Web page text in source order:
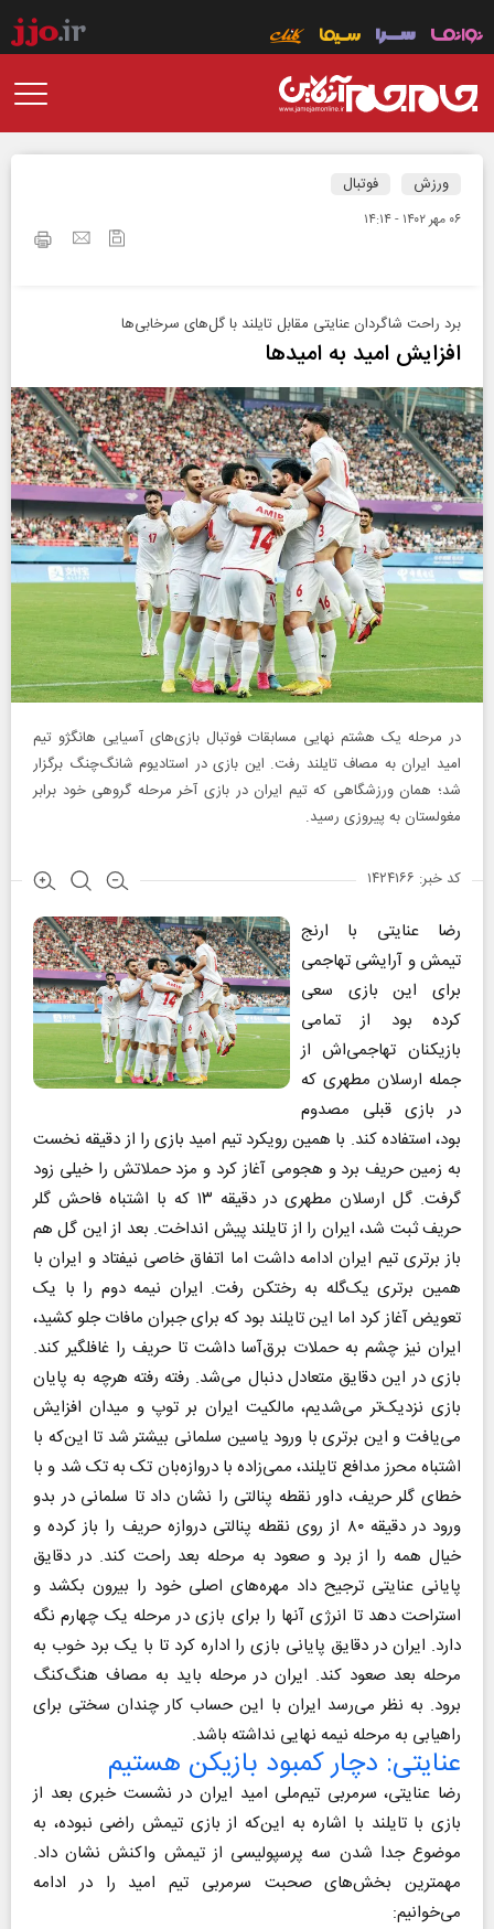
ورزش فوتبال
۰۶ مهر ۱۴۰۲ - ۱۴:۱۴
برد راحت شاگردان عنایتی مقابل تایلند با گل‌های سرخابی‌ها
افزایش امید به امیدها
در مرحله یک هشتم نهایی مسابقات فوتبال بازی‌های آسیایی هانگژو تیم
امید ایران به مصاف تایلند رفت. این بازی در استادیوم شانگ‌چنگ برگزار
شد؛ همان ورزشگاهی که تیم ایران در بازی آخر مرحله گروهی خود برابر
مغولستان به پیروزی رسید.
کد خبر: ۱۴۲۴۱۶۶
رضا عنایتی با ارنج
تیمش و آرایشی تهاجمی
برای این بازی سعی
کرده بود از تمامی
بازیکنان تهاجمی‌اش از
جمله ارسلان مطهری که
در بازی قبلی مصدوم
بود، استفاده کند. با همین رویکرد تیم امید بازی را از دقیقه نخست
به زمین حریف برد و هجومی آغاز کرد و مزد حملاتش را خیلی زود
گرفت. گل ارسلان مطهری در دقیقه ۱۳ که با اشتباه فاحش گلر
حریف ثبت شد، ایران را از تایلند پیش انداخت. بعد از این گل هم
باز برتری تیم ایران ادامه داشت اما اتفاق خاصی نیفتاد و ایران با
همین برتری یک‌گله به رختکن رفت. ایران نیمه دوم را با یک
تعویض آغاز کرد اما این تایلند بود که برای جبران مافات جلو کشید،
ایران نیز چشم به حملات برق‌آسا داشت تا حریف را غافلگیر کند.
بازی در این دقایق متعادل دنبال می‌شد. رفته رفته هرچه به پایان
بازی نزدیک‌تر می‌شدیم، مالکیت ایران بر توپ و میدان افزایش
می‌یافت و این برتری با ورود یاسین سلمانی بیشتر شد تا این‌که با
اشتباه محرز مدافع تایلند، ممی‌زاده با دروازه‌بان تک به تک شد و با
خطای گلر حریف، داور نقطه پنالتی را نشان داد تا سلمانی در بدو
ورود در دقیقه ۸۰ از روی نقطه پنالتی دروازه حریف را باز کرده و
خیال همه را از برد و صعود به مرحله بعد راحت کند‌. در دقایق
پایانی عنایتی ترجیح داد مهره‌های اصلی خود را بیرون بکشد و
استراحت دهد تا انرژی آنها را برای بازی در مرحله یک چهارم نگه
دارد. ایران در دقایق پایانی بازی را اداره کرد تا با یک برد خوب به
مرحله بعد صعود کند. ایران در مرحله باید به مصاف هنگ‌کنگ
برود. به نظر می‌رسد ایران با این حساب کار چندان سختی برای
راهیابی به مرحله نیمه نهایی نداشته باشد.
عنایتی: دچار کمبود بازیکن هستیم
رضا عنایتی، سرمربی تیم‌ملی امید ایران در نشست خبری بعد از
بازی با تایلند با اشاره به این‌که از بازی تیمش راضی نبوده، به
موضوع جدا شدن سه پرسپولیسی از تیمش واکنش نشان داد.
مهمترین بخش‌های صحبت سرمربی تیم امید را در ادامه
می‌خوانیم: